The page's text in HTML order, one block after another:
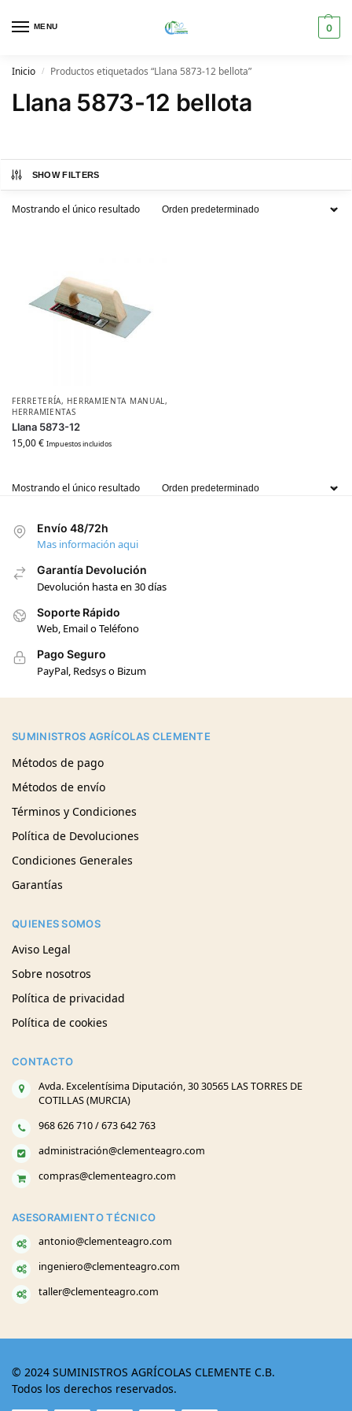
MENU 0
Inicio / Productos etiquetados “Llana 5873-12 bellota”
Llana 5873-12 bellota
SHOW FILTERS
Mostrando el único resultado
FERRETERÍA, HERRAMIENTA MANUAL,
HERRAMIENTAS
Llana 5873-12
15,00€ Impuestos incluidos
Mostrando el único resultado
Envío 48/72h
Mas información aqui
Garantía Devolución
Devolución hasta en 30 días
Soporte Rápido
Web, Email o Teléfono
Pago Seguro
PayPal, Redsys o Bizum
SUMINISTROS AGRÍCOLAS CLEMENTE
Métodos de pago
Métodos de envío
Términos y Condiciones
Política de Devoluciones
Condiciones Generales
Garantías
QUIENES SOMOS
Aviso Legal
Sobre nosotros
Política de privacidad
Política de cookies
CONTACTO
Avda. Excelentísima Diputación, 30 30565 LAS TORRES DE
COTILLAS (MURCIA)
968 626 710 / 673 642 763
administración@clementeagro.com
compras@clementeagro.com
ASESORAMIENTO TÉCNICO
antonio@clementeagro.com
ingeniero@clementeagro.com
taller@clementeagro.com
© 2024 SUMINISTROS AGRÍCOLAS CLEMENTE C.B.
Todos los derechos reservados.